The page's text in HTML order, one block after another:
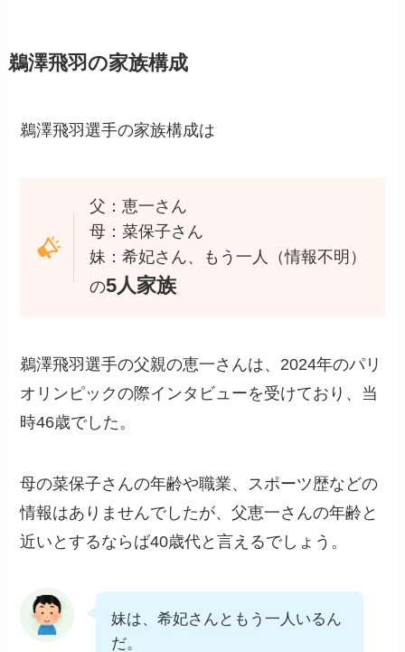
鵜澤飛羽の家族構成
鵜澤飛羽選手の家族構成は
父：恵一さん
母：菜保子さん
妹：希妃さん、もう一人（情報不明）
の5人家族
鵜澤飛羽選手の父親の恵一さんは、2024年のパリ
オリンピックの際インタビューを受けており、当
時46歳でした。
母の菜保子さんの年齢や職業、スポーツ歴などの
情報はありませんでしたが、父恵一さんの年齢と
近いとするならば40歳代と言えるでしょう。
妹は、希妃さんともう一人いるん
だ。